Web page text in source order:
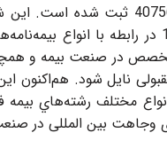
شرکت بیمه ما در تاریخ سیزدهم تیر سال 1390 مطابق
1390 پروانه فعاليت خود را از بيمه مركزي ايران با شماره
در صنعت بيمه و
نایل شود. هم‌اكنون
و صدور انواع مختلف
وجاهت بین المللی در